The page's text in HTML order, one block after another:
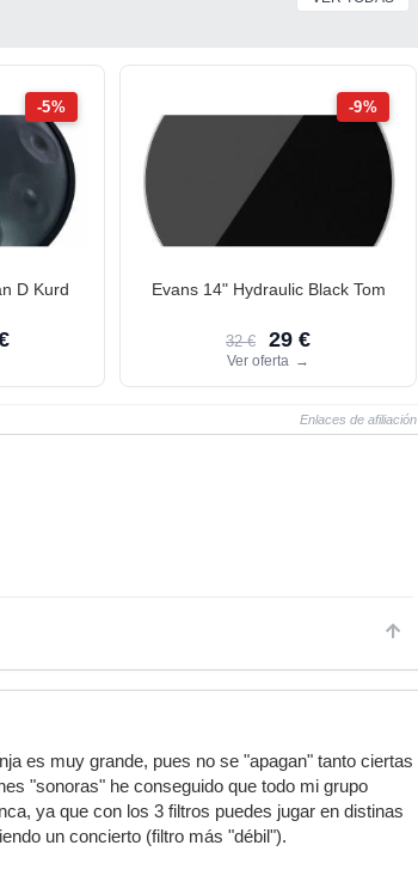
-5%
D Kurd
-9%
Evans 14" Hydraulic Black Tom
32 € 29 €
Ver oferta →
Enlaces de afiliación
es muy grande, pues no se "apagan" tanto ciertas
"sonoras" he conseguido que todo mi grupo
ya que con los 3 filtros puedes jugar en distinas
un concierto (filtro más "débil").